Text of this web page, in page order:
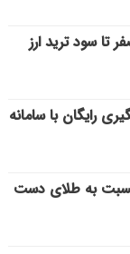
سود ترید ارز
رایگان با سامانه
به طلای دست